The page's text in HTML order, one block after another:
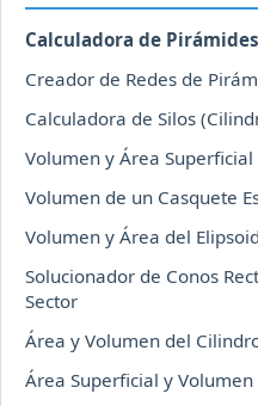
Calculadora de
Creador de Redes de
Calculadora de Silos
Volumen y Área Superficial
Volumen de un Casquete
Volumen y Área del
Solucionador de Conos
Sector
Área y Volumen del
Área Superficial y Volumen